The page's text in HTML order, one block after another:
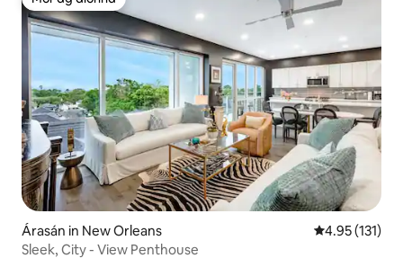
Mór ag aíonna
Árasán in New Orleans Meánrátáil
4.95 (131)
Sleek, City - View Penthouse